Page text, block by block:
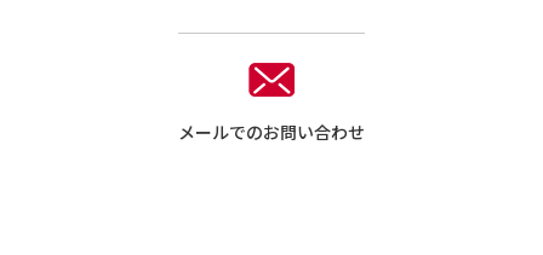
メールでのお問い合わせ